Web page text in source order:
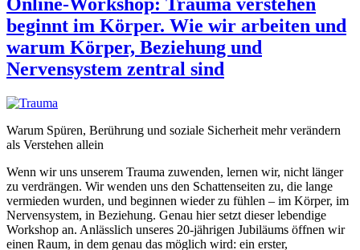
Online-Workshop: Trauma verstehen
beginnt im Körper. Wie wir arbeiten und
warum Körper, Beziehung und
Nervensystem zentral sind
Warum Spüren, Berührung und soziale Sicherheit mehr verändern
als Verstehen allein
Wenn wir uns unserem Trauma zuwenden, lernen wir, nicht länger
zu verdrängen. Wir wenden uns den Schattenseiten zu, die lange
vermieden wurden, und beginnen wieder zu fühlen – im Körper, im
Nervensystem, in Beziehung. Genau hier setzt dieser lebendige
Workshop an. Anlässlich unseres 20-jährigen Jubiläums öffnen wir
einen Raum, in dem genau das möglich wird: ein erster,